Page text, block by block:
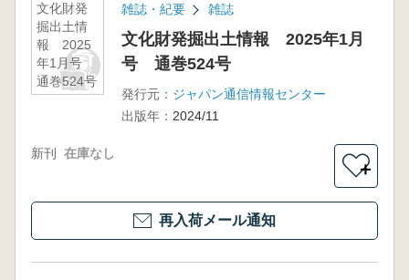
文化財発
掘出土情
報 2025
年1月号
通巻524号
雑誌・紀要 雑誌
文化財発掘出土情報 2025年1月
号 通巻524号
発行元： ジャパン通信情報センター
出版年： 2024/11
新刊 在庫なし
＋
再入荷メール通知